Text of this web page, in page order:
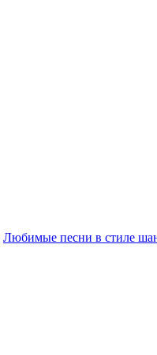
Любимые песни в стиле